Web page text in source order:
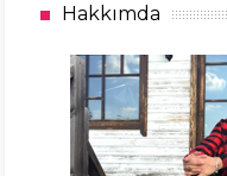
Hakkımda